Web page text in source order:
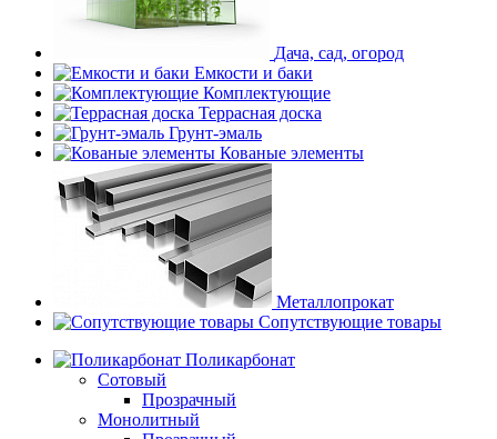
Дача, сад, огород
Емкости и баки
Комплектующие
Террасная доска
Грунт-эмаль
Кованые элементы
Металлопрокат
Сопутствующие товары
Поликарбонат
Сотовый
Прозрачный
Монолитный